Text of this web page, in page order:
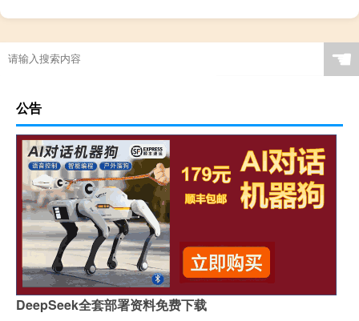
☚
公告
DeepSeek全套部署资料免费下载